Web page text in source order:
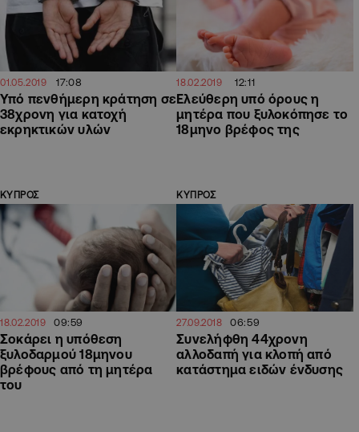
01.05.2019 17:08
Υπό πενθήμερη κράτηση σε
38χρονη για κατοχή
εκρηκτικών υλών
18.02.2019 12:11
Ελεύθερη υπό όρους η
μητέρα που ξυλοκόπησε το
18μηνο βρέφος της
ΚΥΠΡΟΣ
18.02.2019 09:59
Σοκάρει η υπόθεση
ξυλοδαρμού 18μηνου
βρέφους από τη μητέρα
του
ΚΥΠΡΟΣ
27.09.2018 06:59
Συνελήφθη 44χρονη
αλλοδαπή για κλοπή από
κατάστημα ειδών ένδυσης